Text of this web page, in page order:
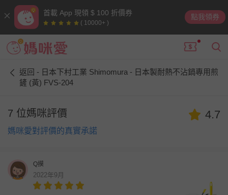
首載 App 現領 $ 100 折價券
( 10000+ )
點我領券
返回 - 日本下村工業 Shimomura - 日本製耐熱不沾鍋專用煎
鏟 (黃) FVS-204
7 位媽咪評價
媽咪愛對評價的真實承諾
4.7
Q摸
2022年9月